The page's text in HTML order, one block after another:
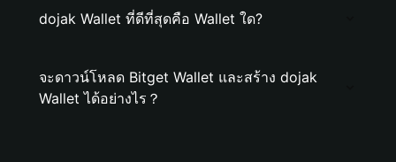
dojak Wallet ที่ดีที่สุดคือ Wallet ใด?
จะดาวน์โหลด Bitget Wallet และสร้าง dojak
Wallet ได้อย่างไร？